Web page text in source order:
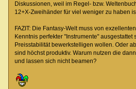
Diskussionen, weil im Regel- bzw.
12+X-Zweihänder für viel weniger zu haben
FAZIT: Die Fantasy-Welt muss von
Kenntnis perfekter "Instrumente" ausgestattet
Preisstabilität bewerkstelligen wollen. Oder
sind höchst produktiv. Warum nutzen die
und lassen sich nicht beamen?